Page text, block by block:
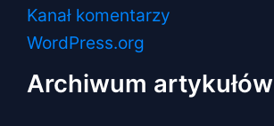
Kanał komentarzy
WordPress.org
Archiwum artykułów